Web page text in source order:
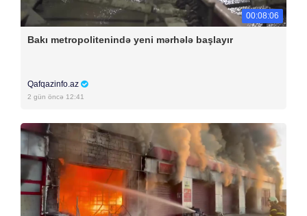
00:08:06
Bakı metropolitenində yeni mərhələ başlayır
Qafqazinfo.az
2 gün öncə 12:41